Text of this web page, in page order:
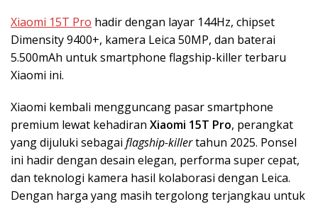
Xiaomi 15T Pro hadir dengan layar 144Hz, chipset
Dimensity 9400+, kamera Leica 50MP, dan baterai
5.500mAh untuk smartphone flagship-killer terbaru
Xiaomi ini.
Xiaomi kembali mengguncang pasar smartphone
premium lewat kehadiran Xiaomi 15T Pro, perangkat
yang dijuluki sebagai flagship-killertahun 2025. Ponsel
ini hadir dengan desain elegan, performa super cepat,
dan teknologi kamera hasil kolaborasi dengan Leica.
Dengan harga yang masih tergolong terjangkau untuk